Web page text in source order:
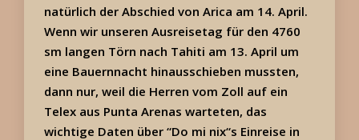
natürlich der Abschied von Arica am 14. April.
Wenn wir unseren Ausreisetag für den 4760
sm langen Törn nach Tahiti am 13. April um
eine Bauernnacht hinausschieben mussten,
dann nur, weil die Herren vom Zoll auf ein
Telex aus Punta Arenas warteten, das
wichtige Daten über “Do mi nix“s Einreise in